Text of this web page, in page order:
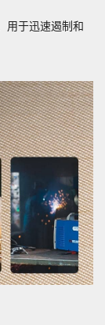
用于迅速遏制和